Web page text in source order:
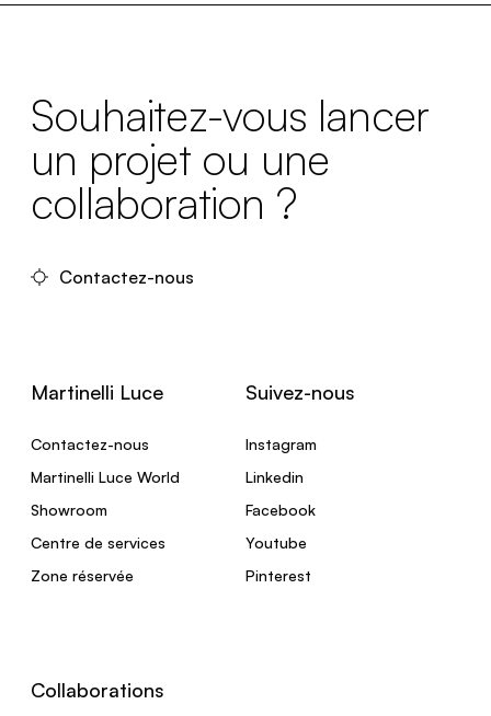
Souhaitez-vous lancer
un projet ou une
collaboration ?
Contactez-nous
Martinelli Luce
Contactez-nous
Martinelli Luce World
Showroom
Centre de services
Zone réservée
Suivez-nous
Instagram
Linkedin
Facebook
Youtube
Pinterest
Collaborations